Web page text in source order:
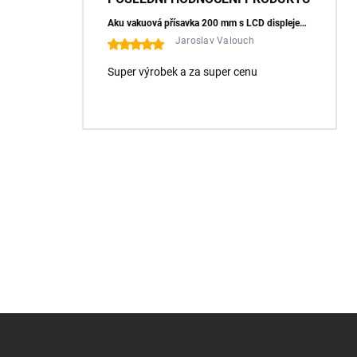
Aku vakuová přísavka 200 mm s LCD displejem (150 kg) - HÖGERT HT3B355
Jaroslav Valouch
Super výrobek a za super cenu